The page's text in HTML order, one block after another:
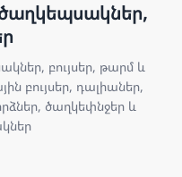
բույսեր, թարմ և
բույսեր, դալիաներ,
ծաղկեփնջեր և